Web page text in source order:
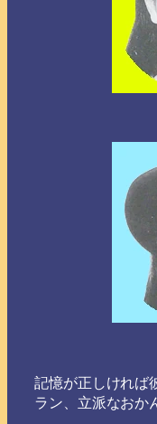
記憶が正しければ
ラン、立派なおか